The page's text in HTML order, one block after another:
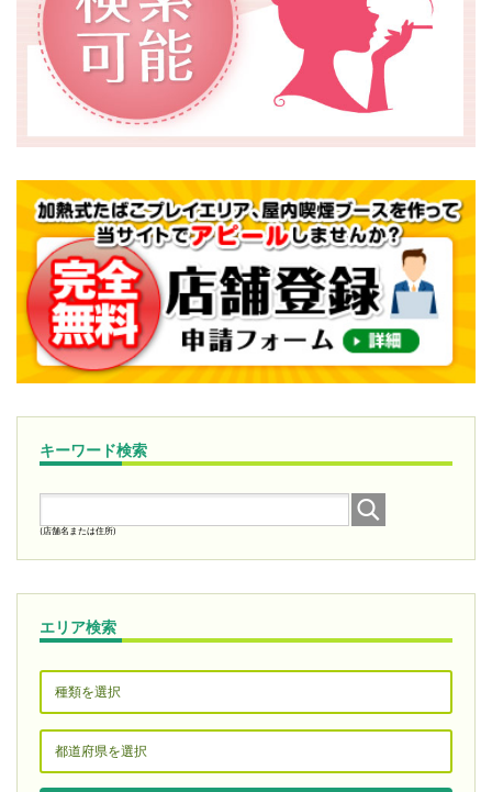
キーワード検索
(店舗名または住所)
エリア検索